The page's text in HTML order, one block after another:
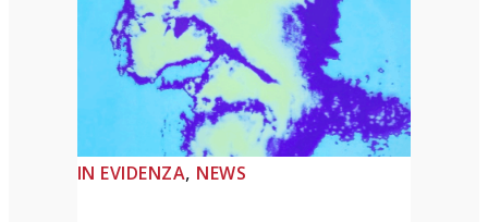
o
e
IN EVIDENZA, NEWS